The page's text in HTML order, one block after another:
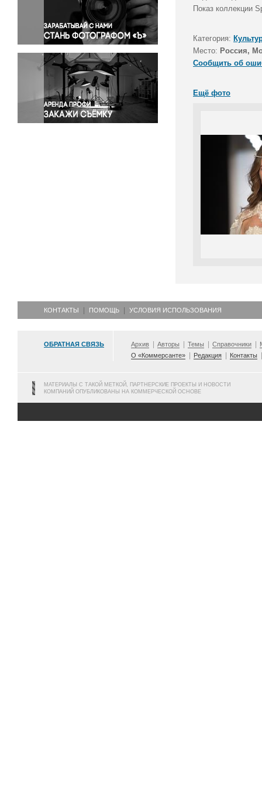
Правосудие
Происшествия и конфликты
Религия
Светская жизнь
Спорт
Экология
Экономика и бизнес
Показ коллекции
Категория:
Место: Россия,
Сообщить об
Ещё фото
КОНТАКТЫ ПОМОЩЬ УСЛОВИЯ ИСПОЛЬЗОВАНИЯ
ОБРАТНАЯ СВЯЗЬ Архив Авторы Темы Справочники
О «Коммерсанте»
Редакция Контакты
МАТЕРИАЛЫ С ТАКОЙ МЕТКОЙ, ПАРТНЕРСКИЕ ПРОЕКТЫ И НОВОСТИ
КОМПАНИЙ ОПУБЛИКОВАНЫ НА КОММЕРЧЕСКОЙ ОСНОВЕ